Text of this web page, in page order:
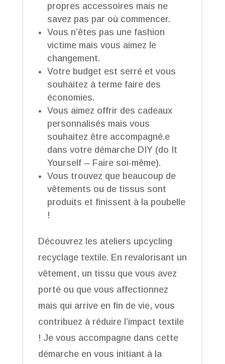
propres accessoires mais ne
savez pas par où commencer.
Vous n’êtes pas une fashion
victime mais vous aimez le
changement.
Votre budget est serré et vous
souhaitez à terme faire des
économies.
Vous aimez offrir des cadeaux
personnalisés mais vous
souhaitez être accompagné.e
dans votre démarche DIY (do It
Yourself – Faire soi-même).
Vous trouvez que beaucoup de
vêtements ou de tissus sont
produits et finissent à la poubelle
!
Découvrez les ateliers upcycling
recyclage textile. En revalorisant un
vêtement, un tissu que vous avez
porté ou que vous affectionnez
mais qui arrive en fin de vie, vous
contribuez à réduire l’impact textile
! Je vous accompagne dans cette
démarche en vous initiant à la